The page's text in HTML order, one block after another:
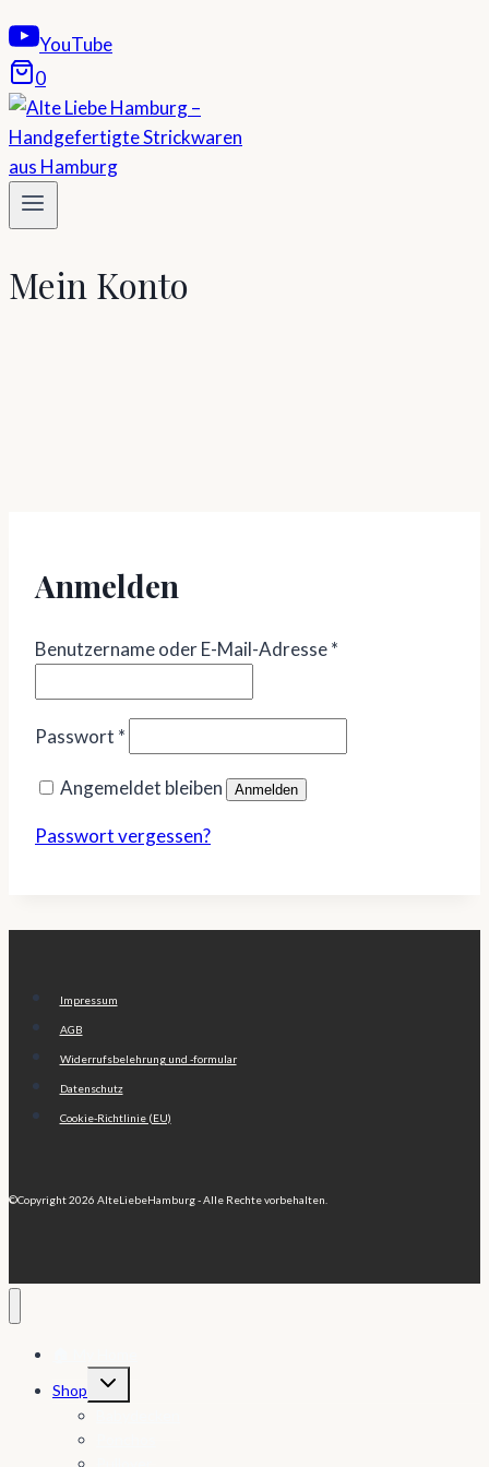
YouTube
0
Mein Konto
Anmelden
Benutzername oder E-Mail-Adresse*
Passwort *
Angemeldet bleiben Anmelden
Passwort vergessen?
Impressum
AGB
Widerrufsbelehrung und -formular
Datenschutz
Cookie-Richtlinie (EU)
©Copyright 2026 AlteLiebeHamburg - Alle Rechte vorbehalten.
Shop
Untermenü
umschalten